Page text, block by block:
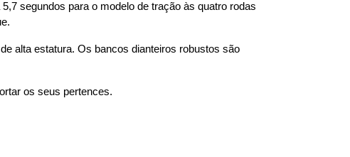
segundos para o modelo de tração às quatro rodas
alta estatura. Os bancos dianteiros robustos são
os seus pertences.